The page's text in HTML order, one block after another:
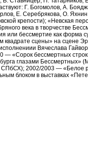
Г. Богомолов, А.
Е. Серебрякова, О.
крепости); «Невская
века в творчестве
или бессмертие как форма
квадрате сцены» на сцене
Вячеслава
— «Сорок бессмертных
глазами Бессмертных»
2002/2003 — «Белое
блоком в выставках